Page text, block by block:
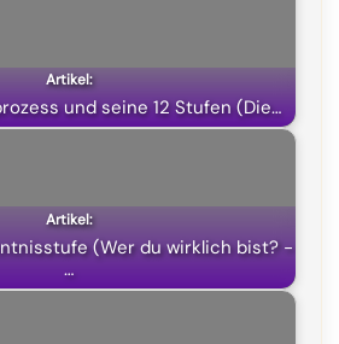
a
m
p
p
t
e
und seine 12 Stufen (Die…
(Wer du wirklich bist? -
…